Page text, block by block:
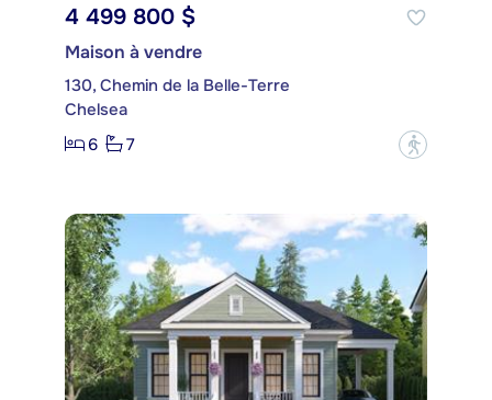
4 499 800 $
Maison à vendre
130, Chemin de la Belle-Terre
Chelsea
6
7 ?